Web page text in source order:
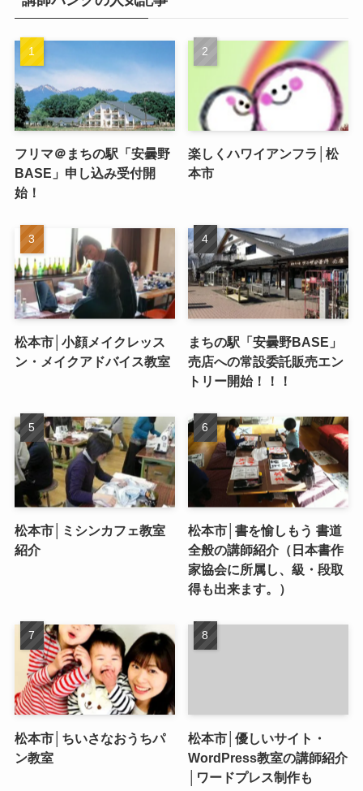
フリマ＠まちの駅「安曇野
BASE」申し込み受付開
始！
楽しくハワイアンフラ│松
本市
松本市│小顔メイクレッス
ン・メイクアドバイス教室
まちの駅「安曇野BASE」
売店への常設委託販売エン
トリー開始！！！
松本市│ミシンカフェ教室
紹介
松本市│書を愉しもう 書道
全般の講師紹介（日本書作
家協会に所属し、級・段取
得も出来ます。）
松本市│ちいさなおうちパ
ン教室
松本市│優しいサイト・
WordPress教室の講師紹介
│ワードプレス制作も